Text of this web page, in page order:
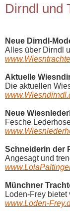
Dirndl und
Neue Dirndl-
Alles über Dirndl
Aktuelle
Die aktuellen
Neue
Fesche
Schneiderin der
Angesagt und
Münchner
Loden-Frey
www.Loden-